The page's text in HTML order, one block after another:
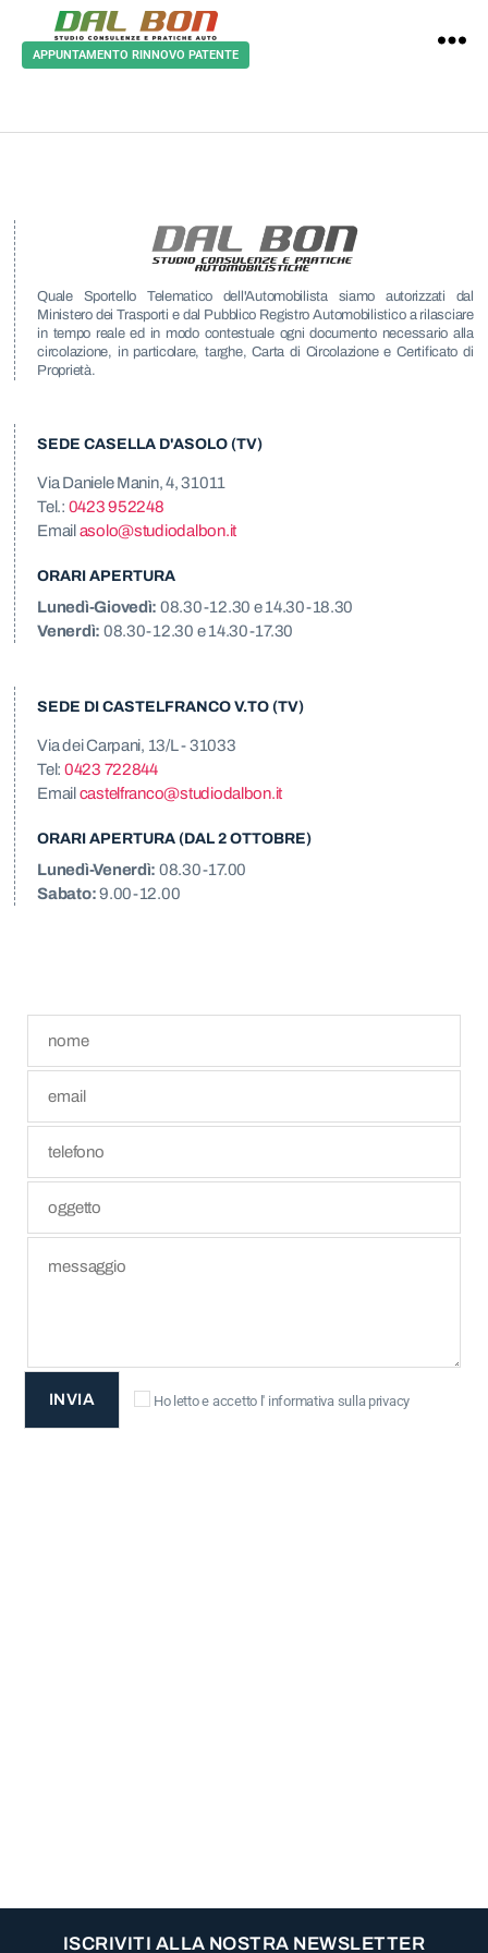
Studio
Dal
APPUNTAMENTO RINNOVO PATENTE
Revisioni e collaudi
Quale Sportello Telematico dell'Automobilista siamo autorizzati dal
Ministero dei Trasporti e dal Pubblico Registro Automobilistico a rilasciare
in tempo reale ed in modo contestuale ogni documento necessario alla
circolazione, in particolare, targhe, Carta di Circolazione e Certificato di
Proprietà.
SEDE CASELLA D'ASOLO (TV)
Via Daniele Manin, 4, 31011
Tel.: 0423 952248
Email asolo@studiodalbon.it
ORARI APERTURA
Lunedì-Giovedì: 08.30-12.30 e 14.30-18.30
Venerdì: 08.30-12.30 e 14.30-17.30
SEDE DI CASTELFRANCO V.TO (TV)
Via dei Carpani, 13/L - 31033
Tel: 0423 722844
Email castelfranco@studiodalbon.it
ORARI APERTURA (DAL 2 OTTOBRE)
Lunedì-Venerdì: 08.30-17.00
Sabato:9.00-12.00
Ho letto e accetto l' informativa sulla privacy
ISCRIVITI ALLA NOSTRA NEWSLETTER